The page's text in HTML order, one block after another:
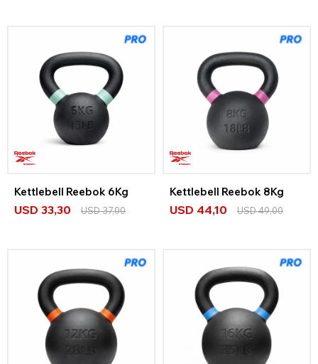
Kettlebell Reebok 6Kg
USD 33,30 USD37,00
Kettlebell Reebok 8Kg
USD 44,10 USD49,00